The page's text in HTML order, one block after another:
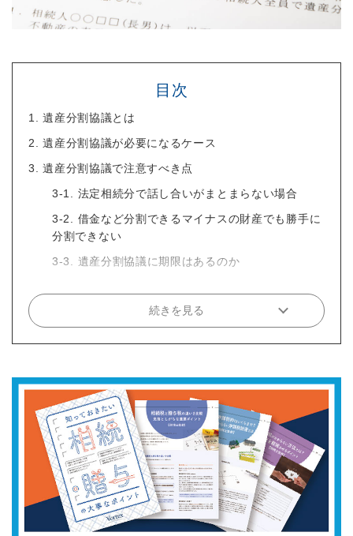
目次
1. 遺産分割協議とは
2. 遺産分割協議が必要になるケース
3. 遺産分割協議で注意すべき点
3-1. 法定相続分で話し合いがまとまらない場合
3-2. 借金など分割できるマイナスの財産でも勝手に
分割できない
3-3. 遺産分割協議に期限はあるのか
続きを見る